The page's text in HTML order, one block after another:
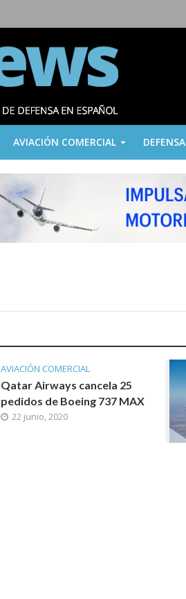
AVIACIÓN COMERCIAL DEFENSA
AVIACIÓN COMERCIAL
Qatar Airways cancela 25
pedidos de Boeing 737 MAX
22 junio, 2020